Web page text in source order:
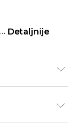
... Detaljnije